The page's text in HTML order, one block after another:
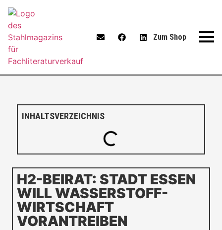
Zum Shop
H2-BEIRAT: STADT ESSEN
WILL WASSERSTOFF-
WIRTSCHAFT
VORANTREIBEN
INHALTSVERZEICHNIS